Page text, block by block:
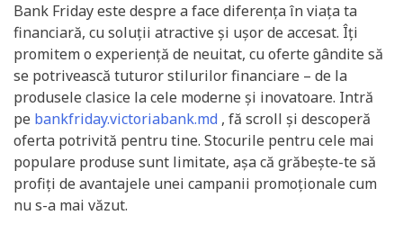
Bank Friday este despre a face diferența în viața ta
financiară, cu soluții atractive și ușor de accesat. Îți
promitem o experiență de neuitat, cu oferte gândite să
se potrivească tuturor stilurilor financiare – de la
produsele clasice la cele moderne și inovatoare. Intră
pe bankfriday.victoriabank.md , fă scroll și descoperă
oferta potrivită pentru tine. Stocurile pentru cele mai
populare produse sunt limitate, așa că grăbește-te să
profiți de avantajele unei campanii promoționale cum
nu s-a mai văzut.